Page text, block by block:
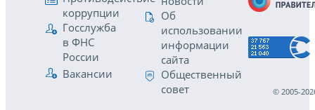
коррупции
Госслужба
в ФНС
России
Вакансии
Об
использовании
информации
сайта
Общественный
совет
© 2005-